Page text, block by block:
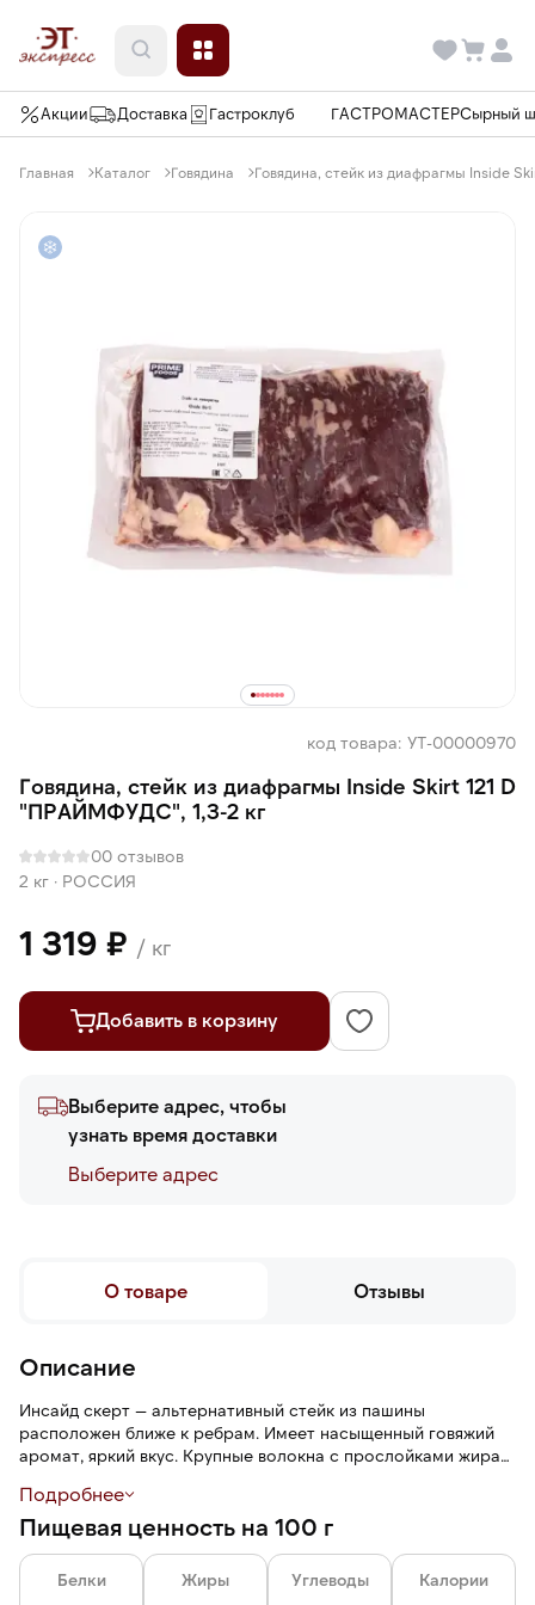
Акции Доставка Гастроклуб ГАСТРОМАСТЕРСырный
Главная Каталог Говядина Говядина, стейк из диафрагмы Inside
код товара: УТ-00000970
Говядина, стейк из диафрагмы Inside Skirt 121 D
"ПРАЙМФУДС", 1,3-2 кг
00 отзывов
2 кг · РОССИЯ
1 319 ₽ / кг
Добавить в корзину
Выберите адрес, чтобы
узнать время доставки
Выберите адреc
О товаре Отзывы
Описание
Инсайд скерт — альтернативный стейк из пашины
расположен ближе к ребрам. Имеет насыщенный говяжий
аромат, яркий вкус. Крупные волокна с прослойками жира
мачете, но он чуть тоньше и более упругий. Поэтому перед
приготовлением стейк рекомендуется размягчать: нарезать
поперек волокон на порционные части и мариновать.
Инсайд скерт может быть самостоятельной закуской
Подробнее
Пищевая ценность на 100 г
Белки Жиры Углеводы Калории